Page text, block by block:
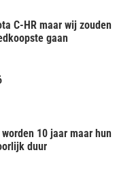
C-HR maar wij zouden
gaan
worden 10 jaar maar hun
duur